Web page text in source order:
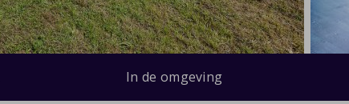
In de omgeving